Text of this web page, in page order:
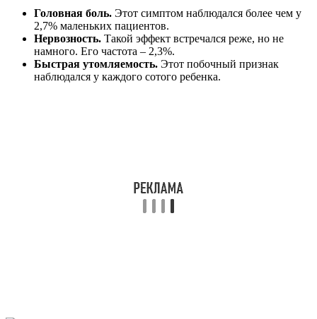
Головная боль. Этот симптом наблюдался более чем у
2,7% маленьких пациентов.
Нервозность. Такой эффект встречался реже, но не
намного. Его частота – 2,3%.
Быстрая утомляемость. Этот побочный признак
наблюдался у каждого сотого ребенка.